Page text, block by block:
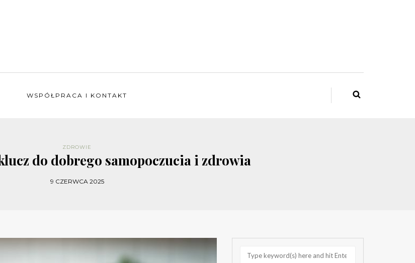
WSPÓŁPRACA I KONTAKT
ZDROWIE
do dobrego samopoczucia i zdrowia
9 CZERWCA 2025